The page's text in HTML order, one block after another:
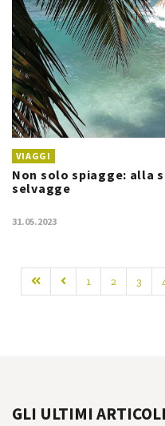
VIAGGI
Non solo spiagge: alla
selvagge
31.05.2023
1 2 3
GLI ULTIMI ARTICOLI